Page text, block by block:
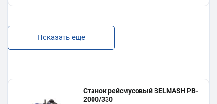
Показать еще
Станок рейсмусовый BELMASH PB-
2000/330